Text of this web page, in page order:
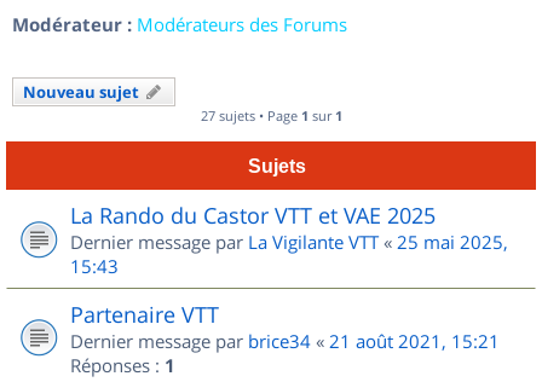
Modérateur : Modérateurs des Forums
Nouveau sujet
27 sujets • Page 1 sur 1
Sujets
La Rando du Castor VTT et VAE 2025
Dernier message par La Vigilante VTT« 25 mai 2025,
15:43
Partenaire VTT
Dernier message par brice34 « 21 août 2021, 15:21
Réponses : 1